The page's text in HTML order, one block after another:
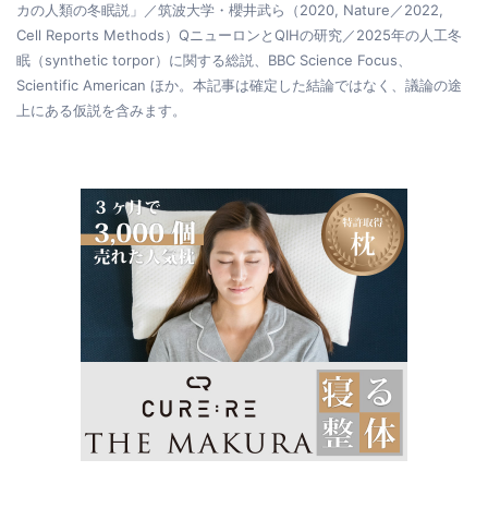
カの人類の冬眠説」／筑波大学・櫻井武ら（2020, Nature／2022,
Cell Reports Methods）QニューロンとQIHの研究／2025年の人工冬
眠（synthetic torpor）に関する総説、BBC Science Focus、
Scientific American ほか。本記事は確定した結論ではなく、議論の途
上にある仮説を含みます。